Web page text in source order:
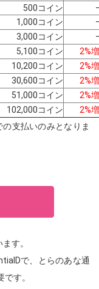
500コイン
1,000コイン
3,000コイン
5,100コイン
2%
10,200コイン
2%
30,600コイン
2%
51,000コイン
2%
102,000コイン
2%
支払いのみとなりま
す。
で、とらのあな通
す。